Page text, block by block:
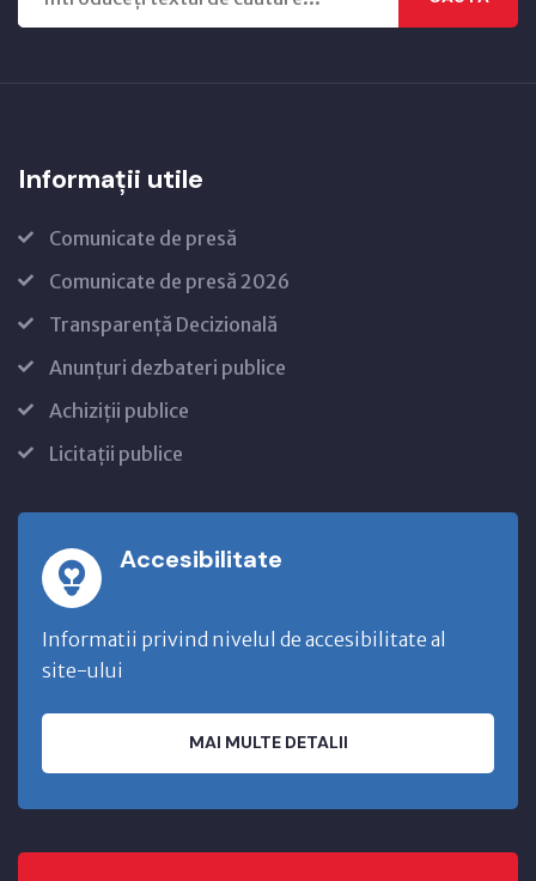
Informații utile
Comunicate de presă
Comunicate de presă 2026
Transparență Decizională
Anunțuri dezbateri publice
Achiziții publice
Licitații publice
Accesibilitate
Informatii privind nivelul de accesibilitate al
site-ului
MAI MULTE DETALII